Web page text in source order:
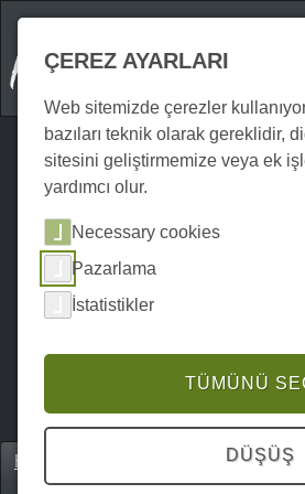
Home
Oteller &
P0164UH00095
ÇEREZ AYARLARI
Web sitemizde çerezler
bazıları teknik olarak gereklidir,
sitesini geliştirmemize veya ek
yardımcı olur.
Necessary cookies
Pazarlama
İstatistikler
TÜMÜNÜ
DÜŞÜŞ